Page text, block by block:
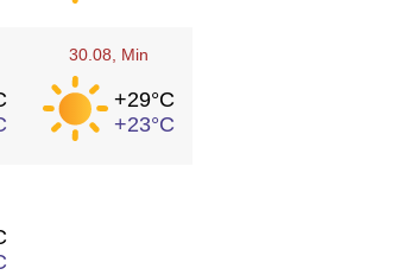
30.08 , Min
+29°C
+23°C